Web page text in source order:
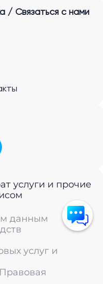
/ Связаться с нами
услуги и прочие
данным
услуг и